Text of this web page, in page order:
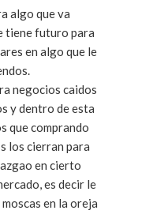
algo que va
tiene futuro para
en algo que le
negocios caidos
y dentro de esta
que comprando
los cierran para
en cierto
es decir le
en la oreja